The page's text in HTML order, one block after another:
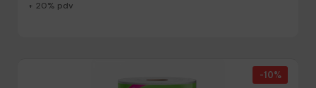
+ 20% pdv
-10%